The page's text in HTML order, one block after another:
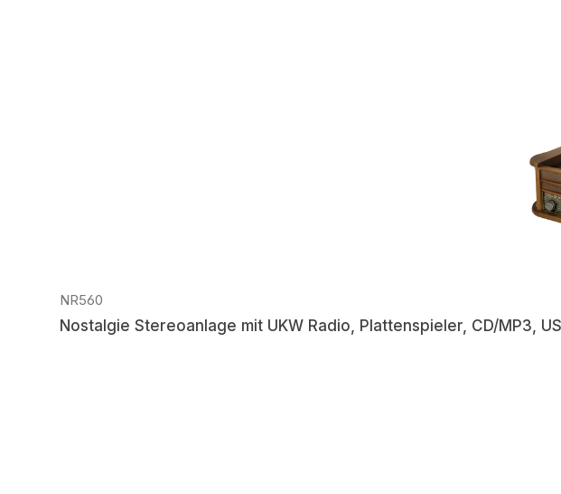
NR560
Nostalgie Stereoanlage mit UKW Radio, Plattenspieler, CD/MP3,